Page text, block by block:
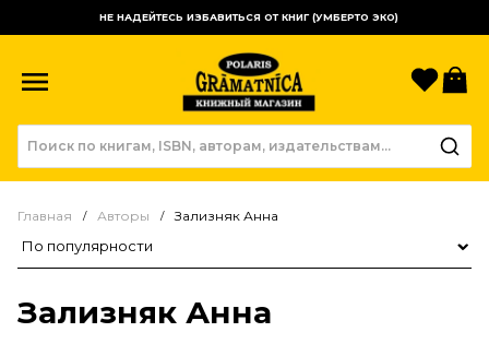
НЕ НАДЕЙТЕСЬ ИЗБАВИТЬСЯ ОТ КНИГ (УМБЕРТО ЭКО)
Главная Авторы Зализняк Анна
Зализняк Анна